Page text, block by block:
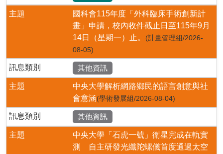
主題
國科會115年度「外科臨床手術創新計
畫」申請，校內收件截止日至115年9月
14日（星期一）止。
(計畫管理組/2026-
08-05)
訊息類別 其他資訊
主題
中央大學解析網路鄉民的語言創意與社
會意涵(學術發展組/2026-08-04)
訊息類別 其他資訊
主題
中央大學「石虎一號」衛星完成在軌實
測 自主研發光纖陀螺儀首度通過太空